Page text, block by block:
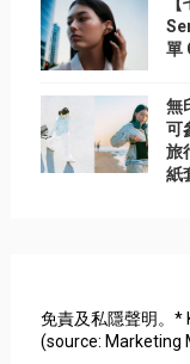
單
無
可
旅
紙
免責及私隱聲明。*
(source: Marketing